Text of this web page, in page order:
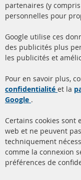
+49 (0) 4533 799000
info@contra-
facebook
Filtres à
(FPD)
Catalyseur (CAT)
Capteurs
Matériel de
partenaires (y
personnelles pour
Google utilise ces
des publicités plus
les publicités et
Pour en savoir plus,
confidentialité et la
Google .
Certains cookies
web et ne peuvent
techniquement
comme la connexion
préférences de